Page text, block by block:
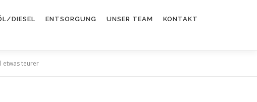
DIESEL ENTSORGUNG UNSER TEAM KONTAKT
etwas teurer